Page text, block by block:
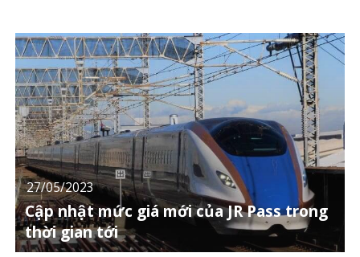
27/05/2023
Cập nhật mức giá mới của JR Pass trong
thời gian tới